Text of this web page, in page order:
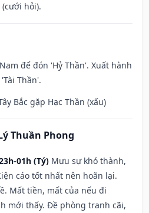
hỏi).
để đón 'Hỷ Thần'. Xuất hành
Thần'.
Bắc gặp Hạc Thần (xấu)
Thuần Phong
01h (Tý) Mưu sự khó thành,
cáo tốt nhất nên hoãn lại.
Mất tiền, mất của nếu đi
mới thấy. Đề phòng tranh cãi,